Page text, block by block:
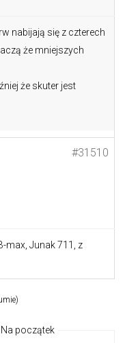
nabijają się z czterech
że mniejszych
że skuter jest
#31510
max, Junak 711, z
początek